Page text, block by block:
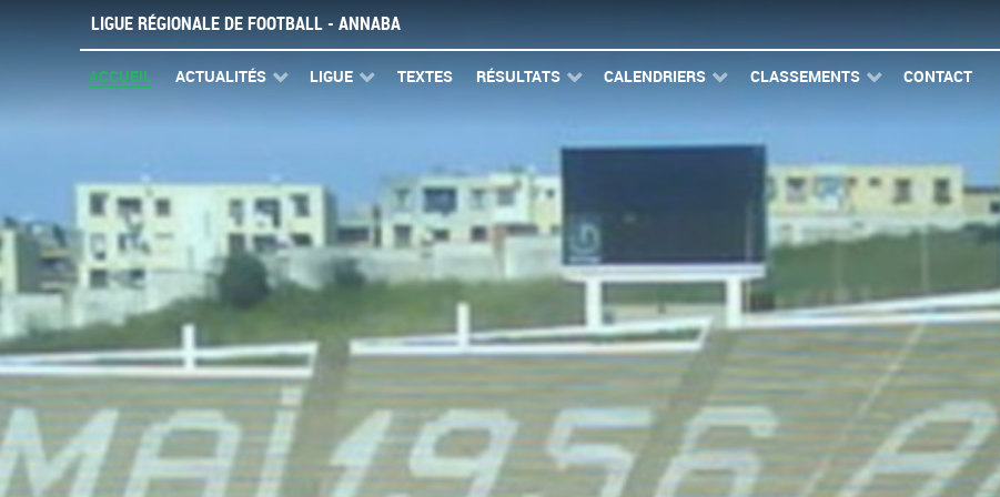
LIGUE RÉGIONALE DE FOOTBALL - ANNABA
ACCUEIL ACTUALITÉS LIGUE TEXTES RÉSULTATS CALENDRIERS CLASSEMENTS CONTACT